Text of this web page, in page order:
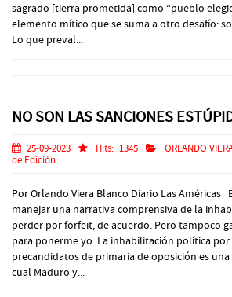
sagrado [tierra prometida] como “pueblo
elemento mítico que se suma a otro desafío:
Lo que preval...
NO SON LAS SANCIONES
25-09-2023 Hits: 1345 ORLANDO
de Edición
Por Orlando Viera Blanco Diario Las Américas
manejar una narrativa comprensiva de la
perder por forfeit, de acuerdo. Pero tampoco
para ponerme yo. La inhabilitación política
precandidatos de primaria de oposición es
cual Maduro y...